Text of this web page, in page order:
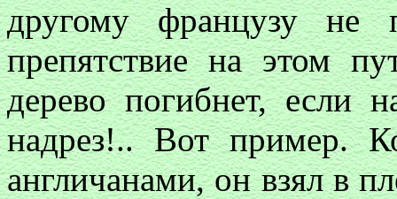
другому французу не
препятствие на этом
дерево погибнет, если
надрез!.. Вот пример.
англичанами, он взял в